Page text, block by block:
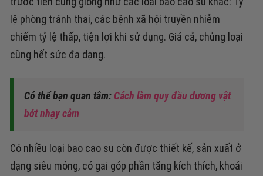
lệ phòng tránh thai, các bệnh xã hội truyền nhiễm
chiếm tỷ lệ thấp, tiện lợi khi sử dụng. Giá cả, chủng loại
cũng hết sức đa dạng.
Có thể bạn quan tâm: Cách làm quy đầu dương vật
bớt nhạy cảm
Có nhiều loại bao cao su còn được thiết kế, sản xuất ở
dạng siêu mỏng, có gai góp phần tăng kích thích, khoái